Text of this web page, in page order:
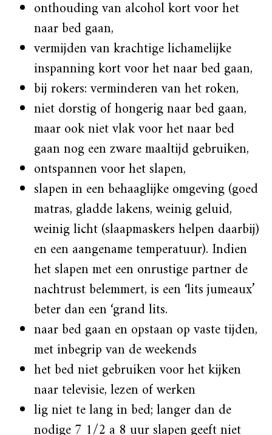
onthouding van alcohol kort voor het
naar bed gaan,
vermijden van krachtige lichamelijke
inspanning kort voor het naar bed gaan,
bij rokers: verminderen van het roken,
niet dorstig of hongerig naar bed gaan,
maar ook niet vlak voor het naar bed
gaan nog een zware maaltijd gebruiken,
ontspannen voor het slapen,
slapen in een behaaglijke omgeving (goed
matras, gladde lakens, weinig geluid,
weinig licht (slaapmaskers helpen daarbij)
en een aangename temperatuur). Indien
het slapen met een onrustige partner de
nachtrust belemmert, is een ‘lits jumeaux’
beter dan een ‘grand lits.
naar bed gaan en opstaan op vaste tijden,
met inbegrip van de weekends
het bed niet gebruiken voor het kijken
naar televisie, lezen of werken
lig niet te lang in bed; langer dan de